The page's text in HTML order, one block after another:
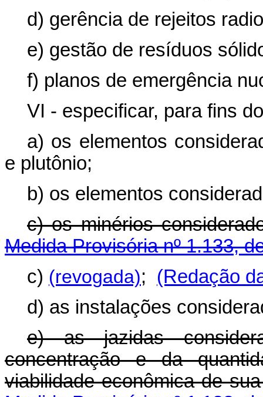
d) gerência de rejeitos
e) gestão de resíduos
f) planos de emergência
VI - especificar, para fins
a) os elementos
e plutônio;
b) os elementos
c) os minérios
Medida Provisória nº 1.133,
c) (revogada); (Redação
d) as instalações
e) as jazidas
concentração e da
viabilidade econômica de